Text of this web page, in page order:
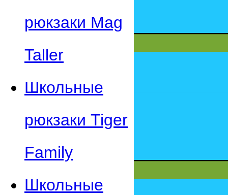
рюкзаки Mag
Taller
Школьные
рюкзаки Tiger
Family
Школьные